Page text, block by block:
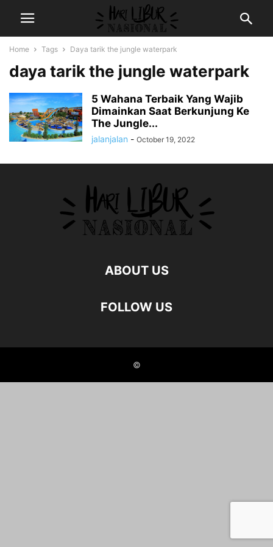
Home Tags Daya tarik the jungle waterpark
daya tarik the jungle waterpark
5 Wahana Terbaik Yang Wajib
Dimainkan Saat Berkunjung Ke
The Jungle...
jalanjalan - October 19, 2022
ABOUT US
FOLLOW US
©